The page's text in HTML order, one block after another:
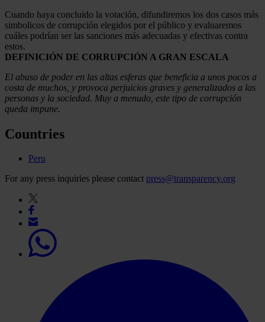
Cuando haya concluido la votación, difundiremos los dos casos más
simbolicos de corrupción elegidos por el público y evaluaremos
cuáles podrían ser las sanciones más adecuadas y efectivas contra
estos.
DEFINICIÓN DE CORRUPCIÓN A GRAN ESCALA
El abuso de poder en las altas esferas que beneficia a unos pocos a
costa de muchos, y provoca perjuicios graves y generalizados a las
personas y la sociedad. Muy a menudo, este tipo de corrupción
queda impune.
Countries
Peru
For any press inquiries please contact press@transparency.org